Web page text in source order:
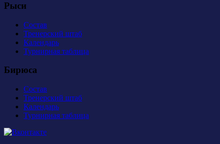
Рыси
Состав
Тренерский штаб
Календарь
Турнирная таблица
Бирюса
Состав
Тренерский штаб
Календарь
Турнирная таблица